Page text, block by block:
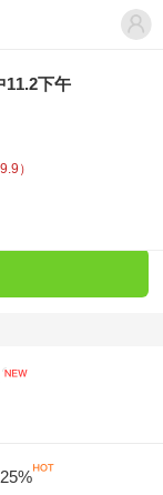
11.2下午
）